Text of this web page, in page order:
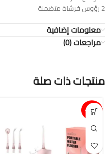
2 رؤوس فرشاة متضمنة
معلومات إضافية
مراجعات (0)
منتجات ذات صلة
15%-